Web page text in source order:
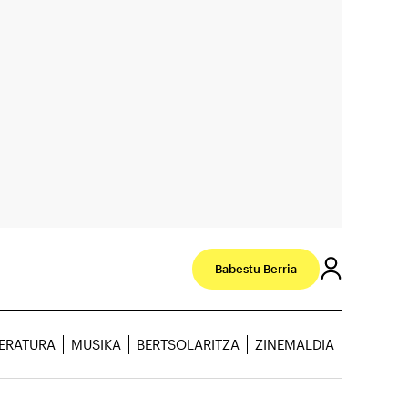
Babestu Berria
MUSIKA BERTSOLARITZA ZINEMALDIA